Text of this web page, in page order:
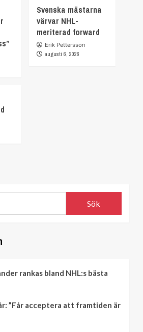
Svenska mästarna
värvar NHL-
meriterad forward
Erik Pettersson
augusti 6, 2026
Sök
rankas bland NHL:s bästa
”Får acceptera att framtiden är